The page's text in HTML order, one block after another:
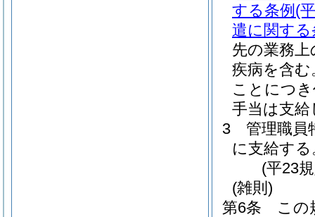
する条例 (
遣に関する
先の業務
疾病を含む
ことにつ
手当は支
3
管理職員
に支給する
(平23
(雑則)
第6条
この